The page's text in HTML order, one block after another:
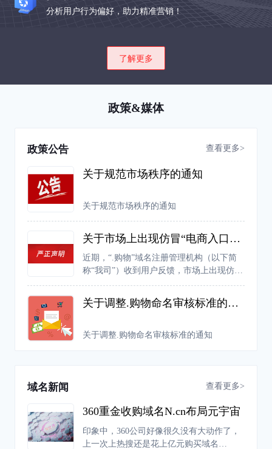
分析用户行为偏好，助力精准营销！
了解更多
政策&媒体
政策公告 查看更多>
关于规范市场秩序的通知
关于规范市场秩序的通知
关于市场上出现仿冒“电商入口专用权证”的严正声明
近期，“.购物”域名注册管理机构（以下简
称“我司”）收到用户反馈，市场上出现仿冒
扰乱市场的正常经营秩序，侵犯了我司的合
法权益。
关于调整.购物命名审核标准的通知
关于调整.购物命名审核标准的通知
域名新闻 查看更多>
360重金收购域名N.cn布局元宇宙
印象中，360公司好像很久没有大动作了，
上一次上热搜还是花上亿元购买域名